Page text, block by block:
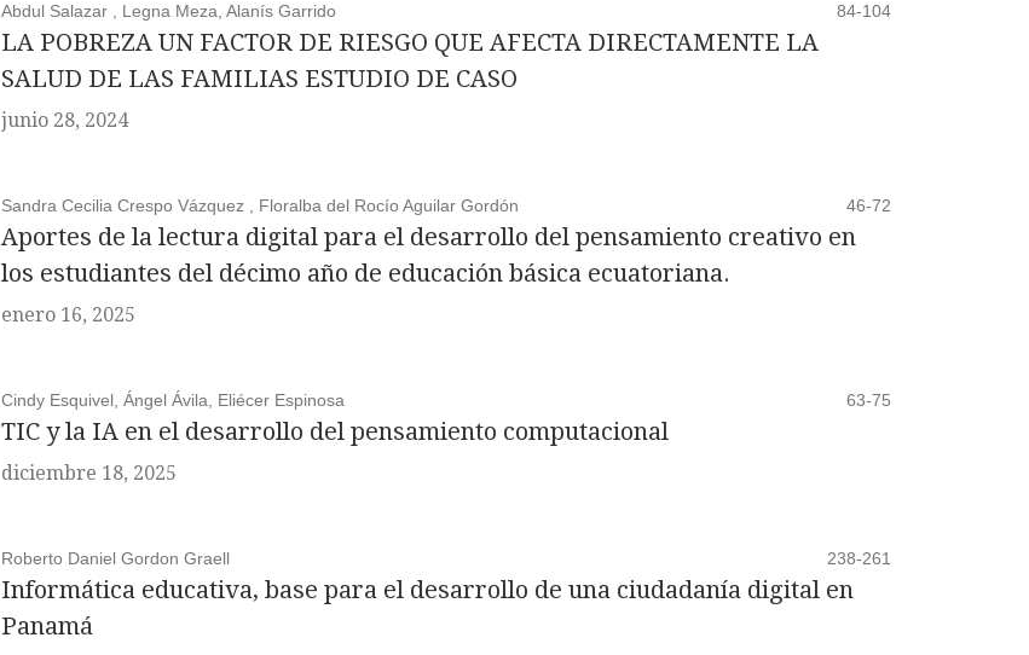
Abdul Salazar , Legna Meza, Alanís Garrido 84-104
LA POBREZA UN FACTOR DE RIESGO QUE AFECTA DIRECTAMENTE LA
SALUD DE LAS FAMILIAS ESTUDIO DE CASO
junio 28, 2024
Sandra Cecilia Crespo Vázquez , Floralba del Rocío Aguilar Gordón 46-72
Aportes de la lectura digital para el desarrollo del pensamiento creativo en
los estudiantes del décimo año de educación básica ecuatoriana.
enero 16, 2025
Cindy Esquivel, Ángel Ávila, Eliécer Espinosa 63-75
TIC y la IA en el desarrollo del pensamiento computacional
diciembre 18, 2025
Roberto Daniel Gordon Graell 238-261
Informática educativa, base para el desarrollo de una ciudadanía digital en
Panamá